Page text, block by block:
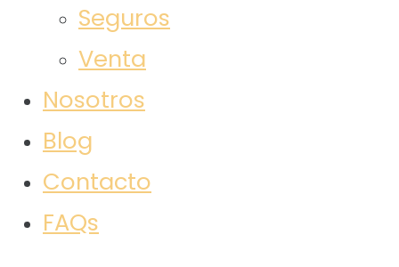
Seguros
Venta
Nosotros
Blog
Contacto
FAQs